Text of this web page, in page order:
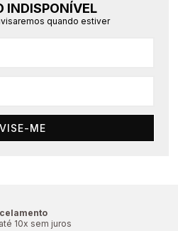
INDISPONÍVEL
quando estiver
ME
10x sem juros